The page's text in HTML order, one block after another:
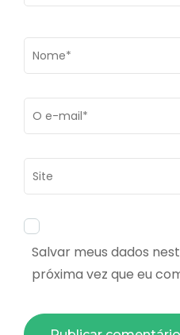
Name *
Email
Site
Salvar meus dados
próxima vez que eu